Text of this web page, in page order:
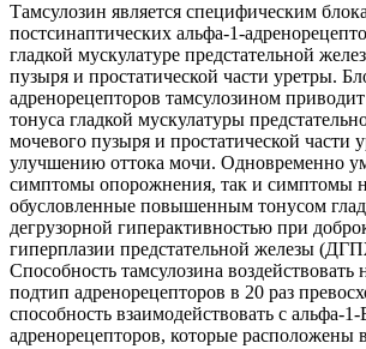
Тамсулозин является специфическим
постсинаптических альфа-1-
гладкой мускулатуре предстательной
пузыря и простатической части уретры.
адренорецепторов тамсулозином
тонуса гладкой мускулатуры
мочевого пузыря и простатической части
улучшению оттока мочи. Одновременно
симптомы опорожнения, так и симптомы
обусловленные повышенным тонусом
дегрузорной гиперактивностью при
гиперплазии предстательной железы
Способность тамсулозина воздействовать
подтип адренорецепторов в 20 раз
способность взаимодействовать с альфа-
адренорецепторов, которые расположены